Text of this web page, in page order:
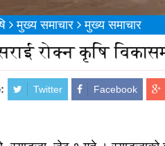
मुख्य समाचार मुख्य समाचार
रोक्न कृषि
Twitter Facebook